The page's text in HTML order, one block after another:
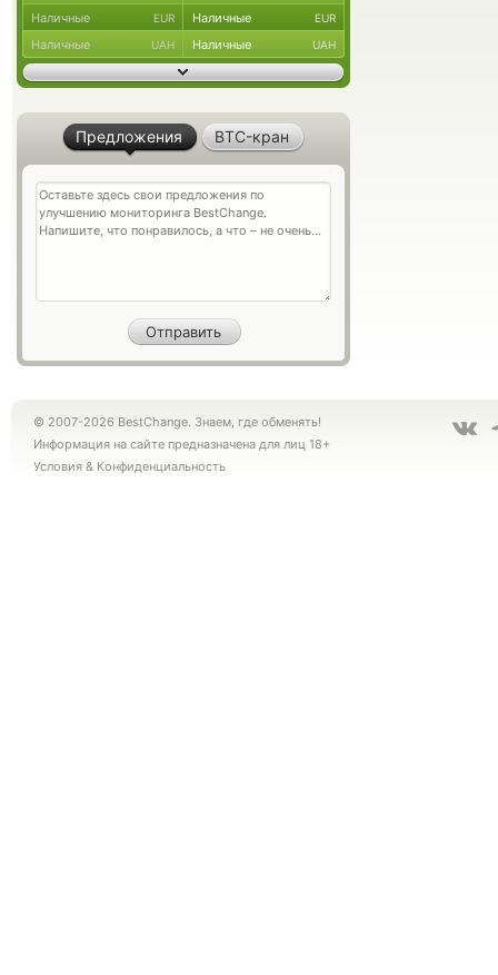
Наличные EUR Наличные EUR
Наличные UAH Наличные UAH
Предложения BTC-кран
© 2007-2026 BestChange. Знаем, где обменять!
Информация на сайте предназначена для лиц 18+
Условия & Конфиденциальность